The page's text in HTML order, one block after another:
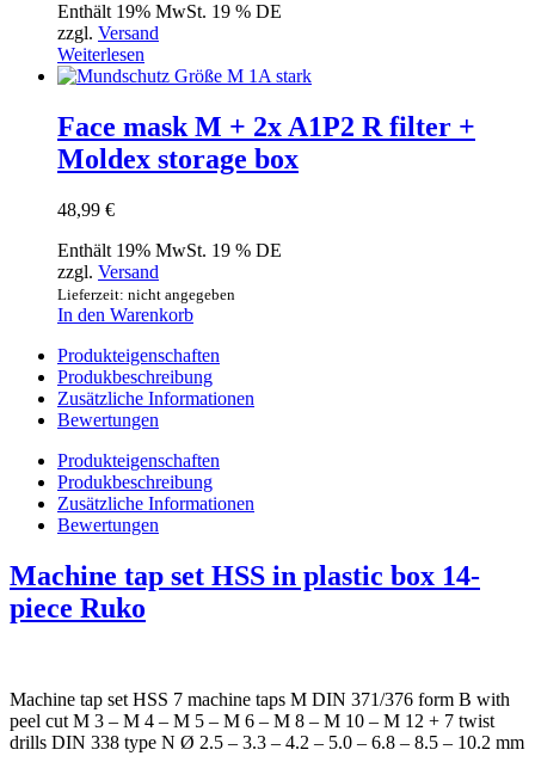
Enthält 19% MwSt. 19 % DE
zzgl. Versand
Weiterlesen
Face mask M + 2x A1P2 R filter +
Moldex storage box
48,99 €
Enthält 19% MwSt. 19 % DE
zzgl. Versand
Lieferzeit: nicht angegeben
In den Warenkorb
Produkteigenschaften
Produkbeschreibung
Zusätzliche Informationen
Bewertungen
Produkteigenschaften
Produkbeschreibung
Zusätzliche Informationen
Bewertungen
Machine tap set HSS in plastic box 14-
piece Ruko
Machine tap set HSS 7 machine taps M DIN 371/376 form B with
peel cut M 3 – M 4 – M 5 – M 6 – M 8 – M 10 – M 12 + 7 twist
drills DIN 338 type N Ø 2.5 – 3.3 – 4.2 – 5.0 – 6.8 – 8.5 – 10.2 mm